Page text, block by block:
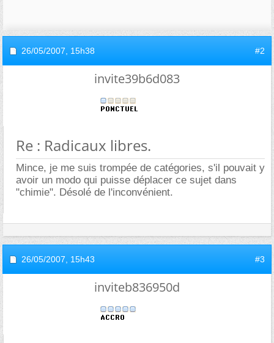
26/05/2007, 15h38 #2
invite39b6d083
Re : Radicaux libres.
Mince, je me suis trompée de catégories, s'il pouvait y
avoir un modo qui puisse déplacer ce sujet dans
"chimie". Désolé de l'inconvénient.
26/05/2007, 15h43 #3
inviteb836950d